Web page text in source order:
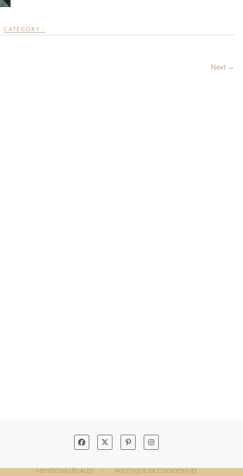
CATEGORY :
Next →
MENTIONS LÉGALES POLITIQUE DE COOKIES (UE)